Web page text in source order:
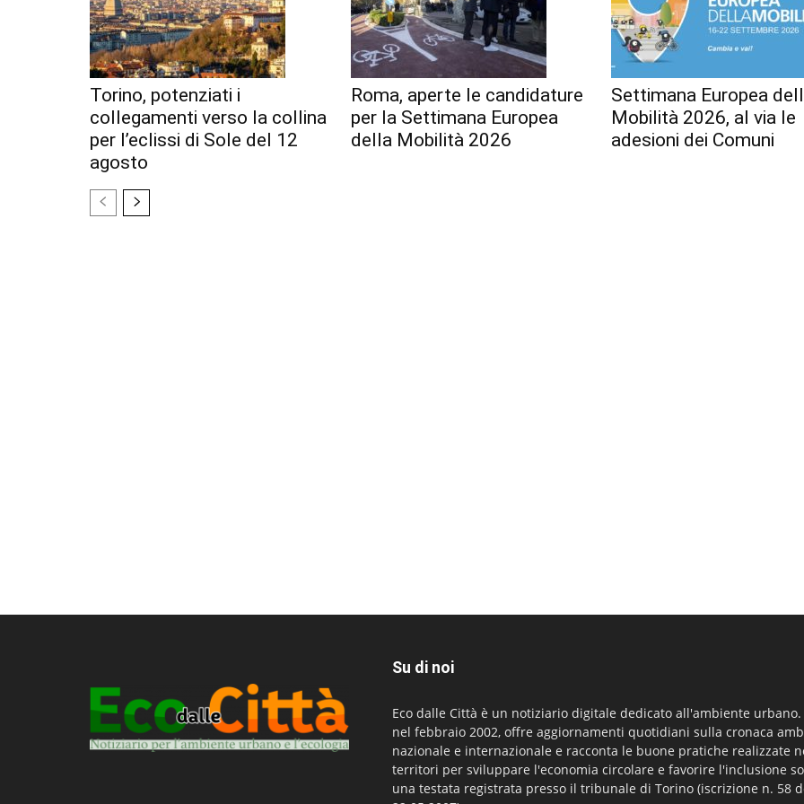
Torino, potenziati i
collegamenti verso la collina
per l’eclissi di Sole del 12
agosto
Roma, aperte le candidature
per la Settimana Europea
della Mobilità 2026
Settimana Europea
Mobilità 2026, al via le
adesioni dei Comuni
Su di noi
Eco dalle Città è un notiziario digitale dedicato all'ambiente
nel febbraio 2002, offre aggiornamenti quotidiani sulla cronaca
nazionale e internazionale e racconta le buone pratiche realizzate
territori per sviluppare l'economia circolare e favorire l'inclusione
una testata registrata presso il tribunale di Torino (iscrizione n. 58